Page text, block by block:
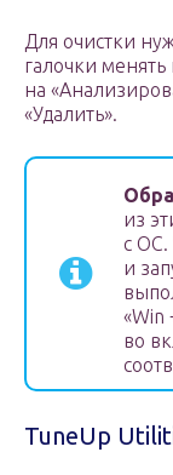
Для очистки
галочки
на
«Удалить».
из
с ОС.
и
«Win
во
TuneUp